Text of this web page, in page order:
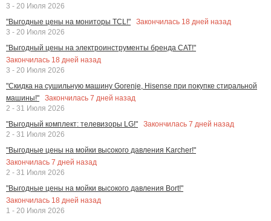
3 - 20 Июля 2026
"Выгодные цены на мониторы TCL!"
Закончилась 18 дней назад
3 - 20 Июля 2026
"Выгодный цены на электроинструменты бренда CAT!"
Закончилась 18 дней назад
3 - 20 Июля 2026
"Скидка на сушильную машину Gorenje, Hisense при покупке стиральной
машины!"
Закончилась 7 дней назад
2 - 31 Июля 2026
"Выгодный комплект: телевизоры LG!"
Закончилась 7 дней назад
2 - 31 Июля 2026
"Выгодные цены на мойки высокого давления Karcher!"
Закончилась 7 дней назад
2 - 31 Июля 2026
"Выгодные цены на мойки высокого давления Bort!"
Закончилась 18 дней назад
1 - 20 Июля 2026